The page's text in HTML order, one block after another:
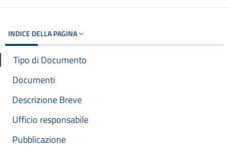
INDICE DELLA PAGINA
Tipo di Documento
Documenti
Descrizione Breve
Ufficio responsabile
Pubblicazione